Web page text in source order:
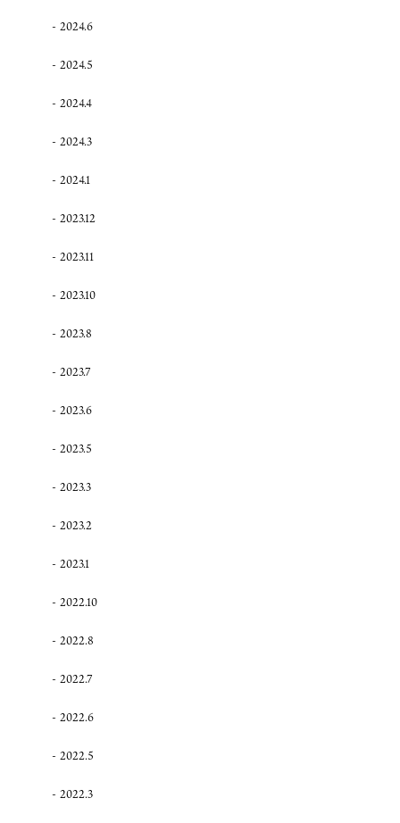
2024.6
2024.5
2024.4
2024.3
2024.1
2023.12
2023.11
2023.10
2023.8
2023.7
2023.6
2023.5
2023.3
2023.2
2023.1
2022.10
2022.8
2022.7
2022.6
2022.5
2022.3